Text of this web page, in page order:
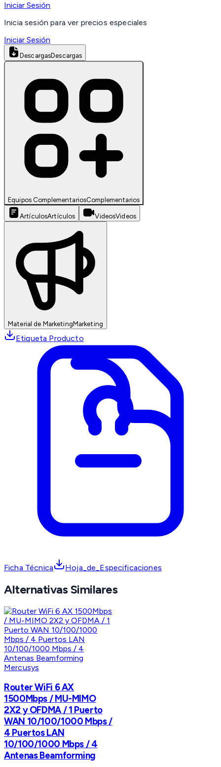
Iniciar Sesión
Inicia sesión para ver precios especiales
Iniciar Sesión
DescargasDescargas
Equipos ComplementariosComplementarios
ArtículosArtículos VideosVideos
Material de MarketingMarketing
Etiqueta Producto
Ficha Técnica Hoja_de_Especificaciones
Alternativas Similares
Mercusys
Router WiFi 6 AX
1500Mbps / MU-MIMO
2X2 y OFDMA / 1 Puerto
WAN 10/100/1000 Mbps /
4 Puertos LAN
10/100/1000 Mbps / 4
Antenas Beamforming